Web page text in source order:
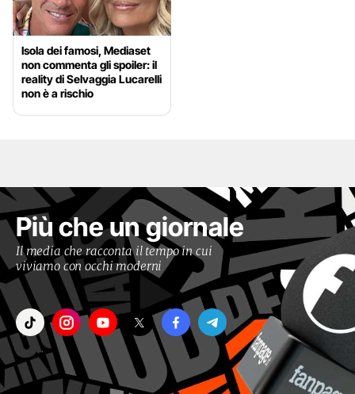
Isola dei famosi, Mediaset
non commenta gli spoiler: il
reality di Selvaggia Lucarelli
non è a rischio
Più che un giornale
Il media che racconta il tempo in cui
viviamo con occhi moderni